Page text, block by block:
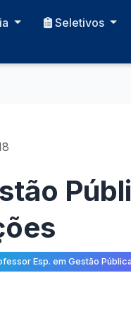
Seletivos
Esp. em Gestão Pública